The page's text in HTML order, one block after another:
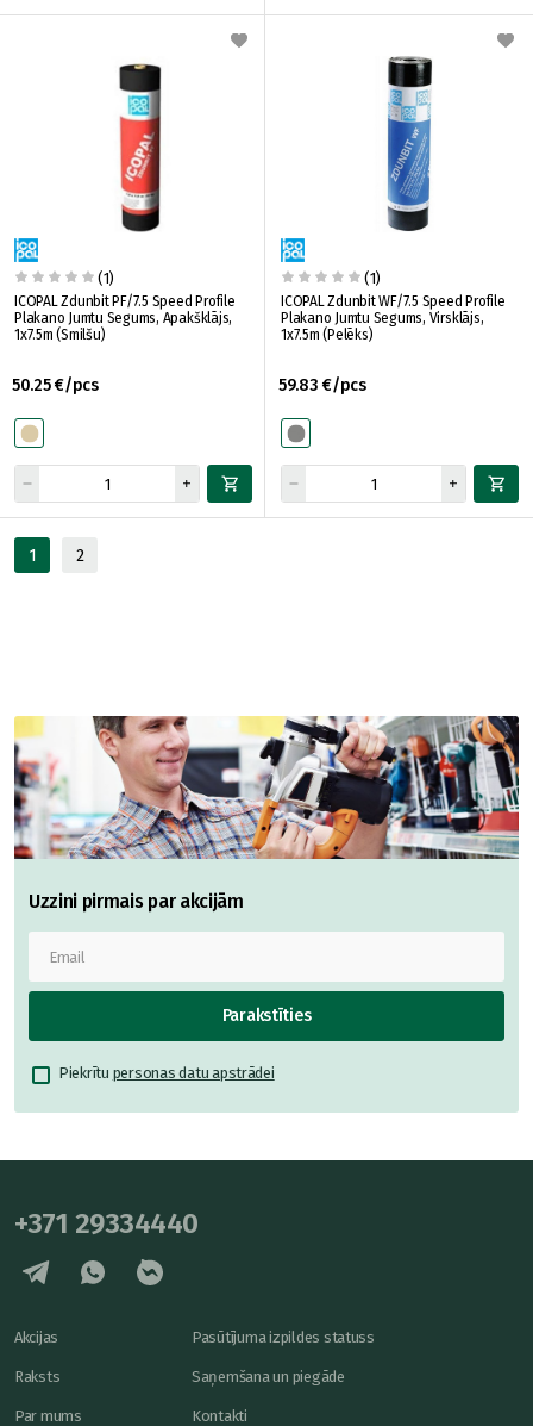
(1)
ICOPAL Zdunbit PF/7.5 Speed Profile
Plakano Jumtu Segums, Apakšklājs,
1x7.5m (Smilšu)
50.25 €/pcs
(1)
ICOPAL Zdunbit WF/7.5 Speed Profile
Plakano Jumtu Segums, Virsklājs,
1x7.5m (Pelēks)
59.83 €/pcs
1 2
Uzzini pirmais par akcijām
Parakstīties
Piekrītu personas datu apstrādei
+371 29334440
Akcijas
Raksts
Par mums
Pasūtījuma izpildes statuss
Saņemšana un piegāde
Kontakti